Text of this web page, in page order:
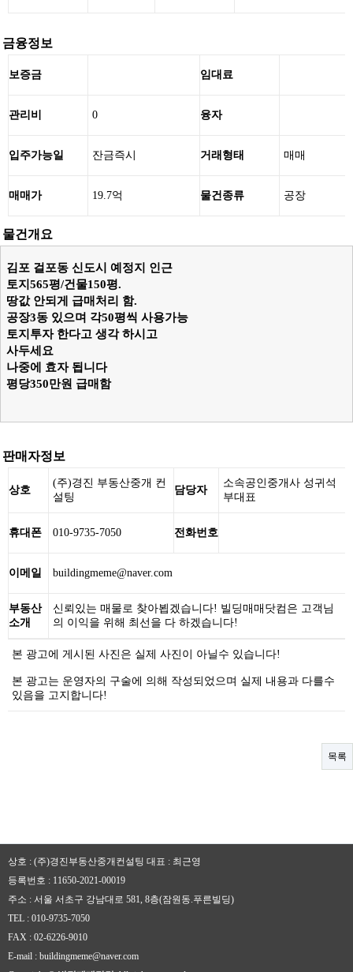
금융정보
보증금 임대료
관리비 0 융자
입주가능일 잔금즉시 거래형태 매매
매매가 19.7억 물건종류 공장
물건개요
김포 걸포동 신도시 예정지 인근
토지565평/건물150평.
땅값 안되게 급매처리 함.
공장3동 있으며 각50평씩 사용가능
토지투자 한다고 생각 하시고
사두세요
나중에 효자 됩니다
평당350만원 급매함
판매자정보
상호
(주)경진 부동산중개 컨
설팅
담당자
소속공인중개사 성귀석
부대표
휴대폰 010-9735-7050 전화번호
이메일 buildingmeme@naver.com
부동산
소개
신뢰있는 매물로 찾아뵙겠습니다! 빌딩매매닷컴은 고객님
의 이익을 위해 최선을 다 하겠습니다!
본 광고에 게시된 사진은 실제 사진이 아닐수 있습니다!
본 광고는 운영자의 구술에 의해 작성되었으며 실제 내용과 다를수
있음을 고지합니다!
목록
상호 : (주)경진부동산중개컨설팅 대표 : 최근영
등록번호 : 11650-2021-00019
주소 : 서울 서초구 강남대로 581, 8층(잠원동.푸른빌딩)
TEL : 010-9735-7050
FAX : 02-6226-9010
E-mail : buildingmeme@naver.com